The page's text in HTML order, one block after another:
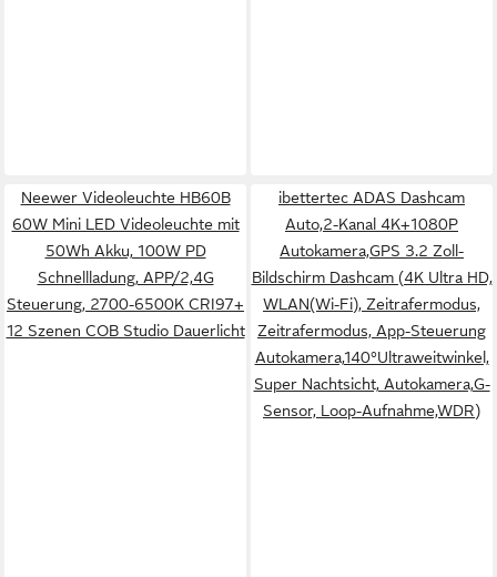
Neewer Videoleuchte HB60B
60W Mini LED Videoleuchte mit
50Wh Akku, 100W PD
Schnellladung, APP/2,4G
Steuerung, 2700-6500K CRI97+
12 Szenen COB Studio Dauerlicht
ibettertec ADAS Dashcam
Auto,2-Kanal 4K+1080P
Autokamera,GPS 3.2 Zoll-
Bildschirm Dashcam (4K Ultra HD,
WLAN(Wi-Fi), Zeitrafermodus,
Zeitrafermodus, App-Steuerung
Autokamera,140°Ultraweitwinkel,
Super Nachtsicht, Autokamera,G-
Sensor, Loop-Aufnahme,WDR)